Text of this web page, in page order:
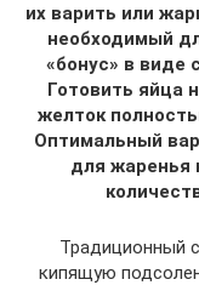
их варить или
необходимый
«бонус» в виде
Готовить яйца
желток
Оптимальный
для жаренья
Традиционный
кипящую